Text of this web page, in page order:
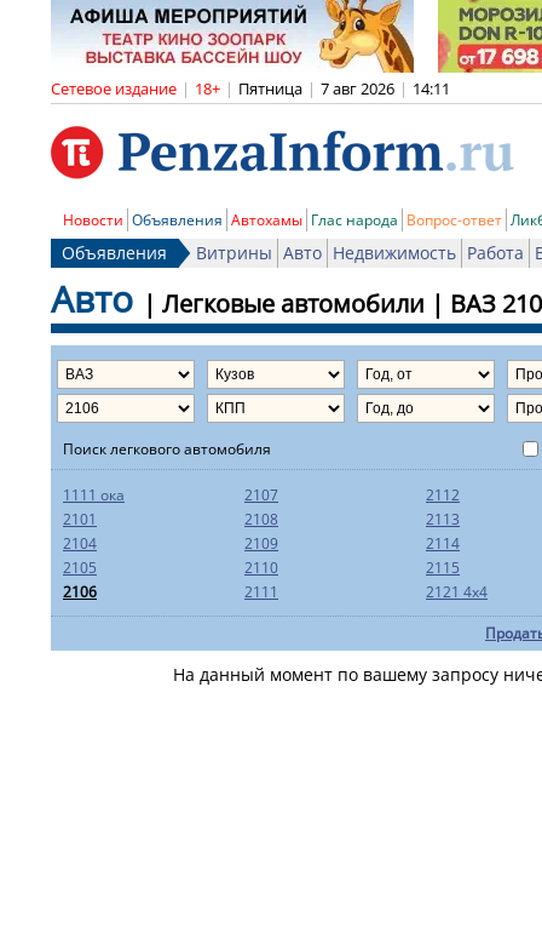
Сетевое издание | 18+ | Пятница | 7 авг 2026 | 14:11
Новости Объявления Автохамы Глас народа Вопрос-ответ
Объявления Витрины Авто Недвижимость Работа
Авто | Легковые автомобили | ВАЗ
Поиск легкового автомобиля
1111 ока
2101
2104
2105
2106
2107
2108
2109
2110
2111
2112
2113
2114
2115
2121 4x4
На данный момент по вашему запросу